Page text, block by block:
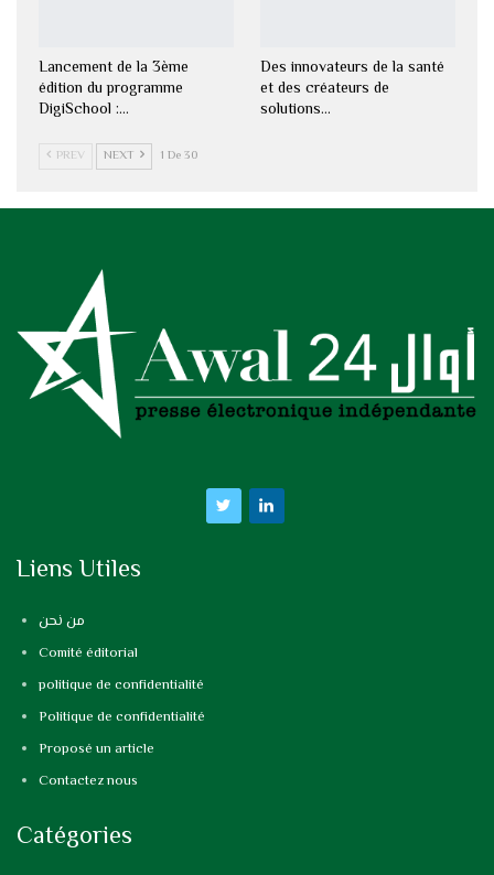
Lancement de la 3ème
édition du programme
DigiSchool :…
Des innovateurs de la santé
et des créateurs de
solutions…
PREV NEXT 1 De 30
Liens Utiles
من نحن
Comité éditorial
politique de confidentialité
Politique de confidentialité
Proposé un article
Contactez nous
Catégories